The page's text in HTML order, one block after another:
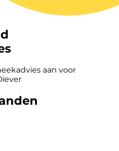
aan voor